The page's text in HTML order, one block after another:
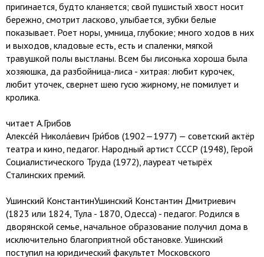
пригинается, будто кланяется; свой пушистый хвост носит
бережно, смотрит ласково, улыбается, зубки белые
показывает. Роет норы, умница, глубокие; много ходов в них
и выходов, кладовые есть, есть и спаленки, мягкой
травушкой полы выстланы. Всем бы лисонька хороша была
хозяюшка, да разбойница-лиса - хитрая: любит курочек,
любит уточек, свернет шею гусю жирному, не помилует и
кролика.
читает А.Грибов
Алексе́й Никола́евич Гри́бов (1902—1977) — советский актёр
театра и кино, педагог. Народный артист СССР (1948), Герой
Социалистического Труда (1972), лауреат четырёх
Сталинских премий.
Ушинский КонстантинУшинский Константин Дмитриевич
(1823 или 1824, Тула - 1870, Одесса) - педагог. Родился в
дворянской семье, начальное образование получил дома в
исключительно благоприятной обстановке. Ушинский
поступил на юридический факультет Московского